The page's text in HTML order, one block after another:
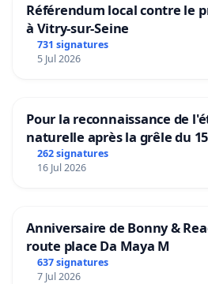
Référendum local contre le
à Vitry-sur-Seine
731 signatures
5 Jul 2026
Pour la reconnaissance de
naturelle après la grêle du
Aubenas et ses alentours
262 signatures
16 Jul 2026
Anniversaire de Bonny &
route place Da Maya M
637 signatures
7 Jul 2026